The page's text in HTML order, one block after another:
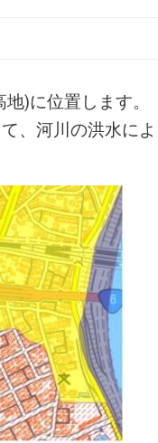
)に位置します。
、河川の洪水によ